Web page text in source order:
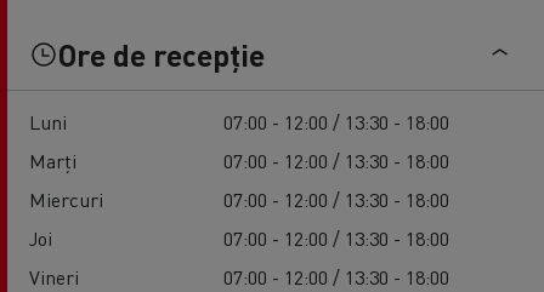
Ore de recepție
Luni
07:00 - 12:00 / 13:30 - 18:00
Marți
07:00 - 12:00 / 13:30 - 18:00
Miercuri
07:00 - 12:00 / 13:30 - 18:00
Joi
07:00 - 12:00 / 13:30 - 18:00
Vineri
07:00 - 12:00 / 13:30 - 18:00